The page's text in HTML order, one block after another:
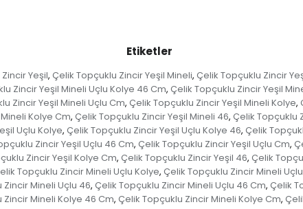
Etiketler
Yeşil, Çelik Topçuklu Zincir Yeşil Mineli, Çelik Topçuklu Zincir
Zincir Yeşil Mineli Uçlu Kolye 46 Cm, Çelik Topçuklu Zincir Yeşil
Zincir Yeşil Mineli Uçlu Cm, Çelik Topçuklu Zincir Yeşil Mineli Kolye,
Kolye Cm, Çelik Topçuklu Zincir Yeşil Mineli 46, Çelik Topçuklu
Uçlu Kolye, Çelik Topçuklu Zincir Yeşil Uçlu Kolye 46, Çelik
Zincir Yeşil Uçlu 46 Cm, Çelik Topçuklu Zincir Yeşil Uçlu Cm,
Zincir Yeşil Kolye Cm, Çelik Topçuklu Zincir Yeşil 46, Çelik
Topçuklu Zincir Mineli Uçlu Kolye, Çelik Topçuklu Zincir Mineli
Mineli Uçlu 46, Çelik Topçuklu Zincir Mineli Uçlu 46 Cm, Çelik
Zincir Mineli Kolye 46 Cm, Çelik Topçuklu Zincir Mineli Kolye Cm,